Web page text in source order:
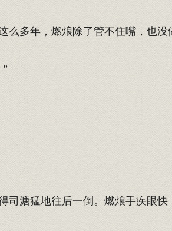
多年，燃烺除了管不住嘴，也没
溏猛地往后一倒。燃烺手疾眼快